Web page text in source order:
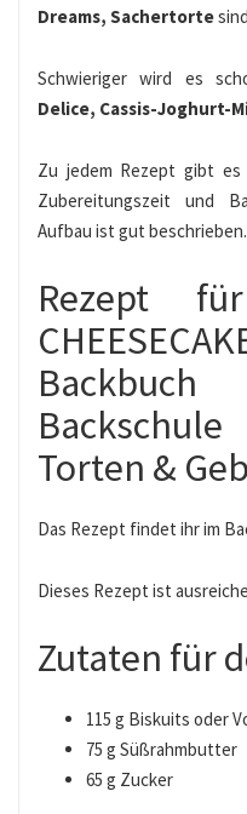
Dreams, Sachertorte
Schwieriger wird es
Delice, Cassis-Joghurt-
Zu jedem Rezept gibt
Zubereitungszeit und
Aufbau ist gut beschrieben.
Rezept
Torten &
Das Rezept findet ihr im
Dieses Rezept ist
Zutaten für
115 g Biskuits oder
75 g Süßrahmbutter
65 g Zucker